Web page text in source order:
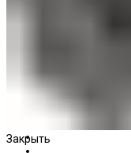
Закрыть